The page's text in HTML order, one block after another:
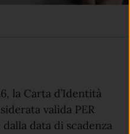
la Carta d’Identità
valida PER
dalla data di scadenza